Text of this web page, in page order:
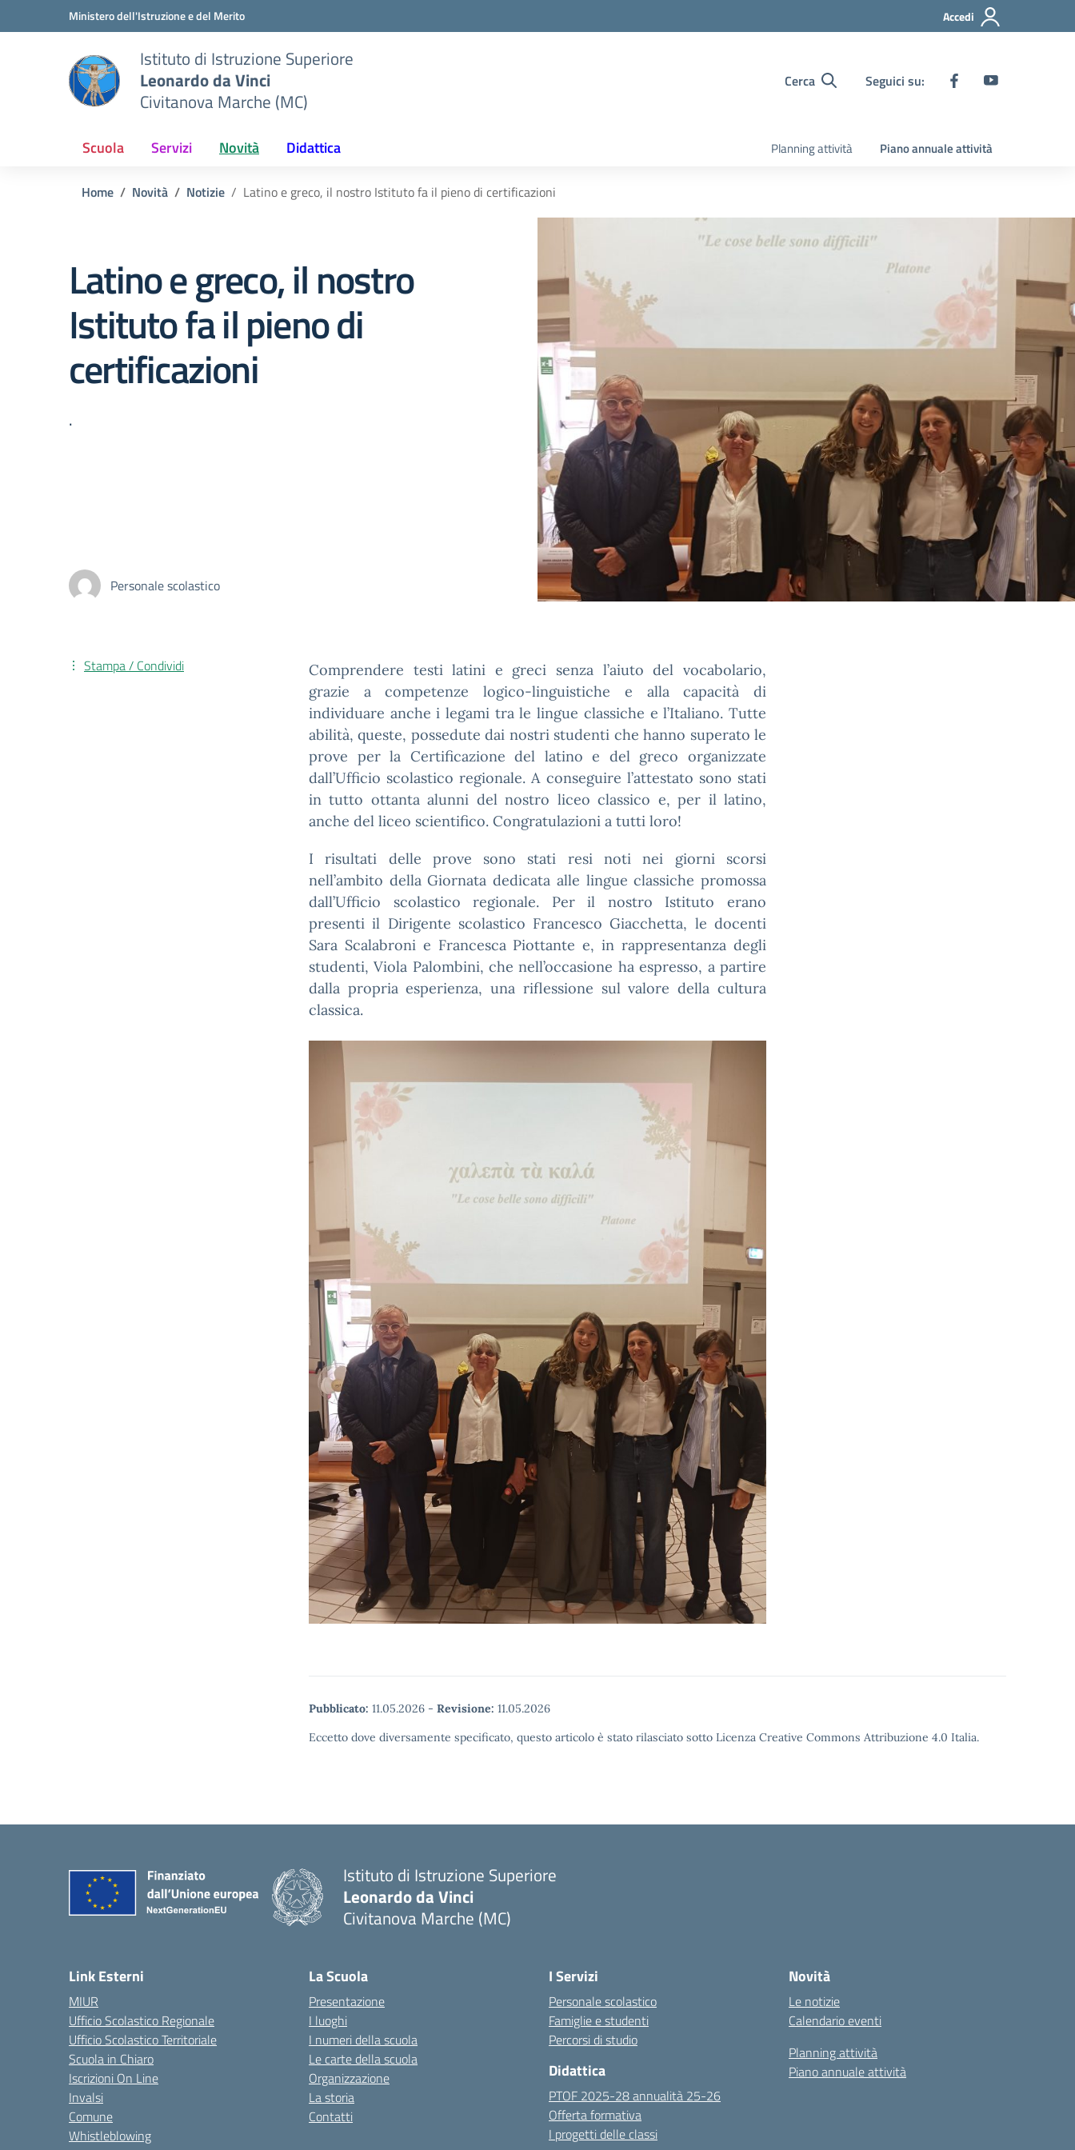
Vai ai contenuti
Vai al menu di navigazioneMinistero dell'Istruzione e del Merito Accedi
Istituto di Istruzione Superiore
Leonardo da Vinci
Civitanova Marche (MC)
Cerca Seguici su:
Scuola Servizi Novità Didattica Planning attività Piano annuale attività
Home Novità Notizie Latino e greco, il nostro Istituto fa il pieno di certificazioni
Latino e greco, il nostro
Istituto fa il pieno di
certificazioni
.
Personale scolastico
Comprendere testi latini e greci senza l’aiuto del vocabolario,
grazie a competenze logico-linguistiche e alla capacità di
individuare anche i legami tra le lingue classiche e l’Italiano. Tutte
abilità, queste, possedute dai nostri studenti che hanno superato le
prove per la Certificazione del latino e del greco organizzate
dall’Ufficio scolastico regionale. A conseguire l’attestato sono stati
in tutto ottanta alunni del nostro liceo classico e, per il latino,
anche del liceo scientifico. Congratulazioni a tutti loro!
I risultati delle prove sono stati resi noti nei giorni scorsi
nell’ambito della Giornata dedicata alle lingue classiche promossa
dall’Ufficio scolastico regionale. Per il nostro Istituto erano
presenti il Dirigente scolastico Francesco Giacchetta, le docenti
Sara Scalabroni e Francesca Piottante e, in rappresentanza degli
studenti, Viola Palombini, che nell’occasione ha espresso, a partire
dalla propria esperienza, una riflessione sul valore della cultura
classica.
Pubblicato: 11.05.2026 - Revisione: 11.05.2026
Eccetto dove diversamente specificato, questo articolo è stato rilasciato sotto Licenza Creative Commons Attribuzione 4.0 Italia.
Stampa / Condividi
Istituto di Istruzione Superiore
Leonardo da Vinci
Civitanova Marche (MC)
Link Esterni
MIUR
Ufficio Scolastico Regionale
Ufficio Scolastico Territoriale
Scuola in Chiaro
Iscrizioni On Line
Invalsi
Comune
Whistleblowing
La Scuola
Presentazione
I luoghi
I numeri della scuola
Le carte della scuola
Organizzazione
La storia
Contatti
I Servizi
Personale scolastico
Famiglie e studenti
Percorsi di studio
Didattica
PTOF 2025-28 annualità 25-26
Offerta formativa
I progetti delle classi
Novità
Le notizie
Calendario eventi
Planning attività
Piano annuale attività